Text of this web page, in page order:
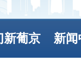
新葡京 新闻